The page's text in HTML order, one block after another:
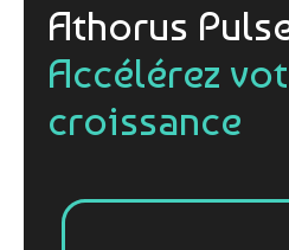
Athorus
Accélérez
croissance